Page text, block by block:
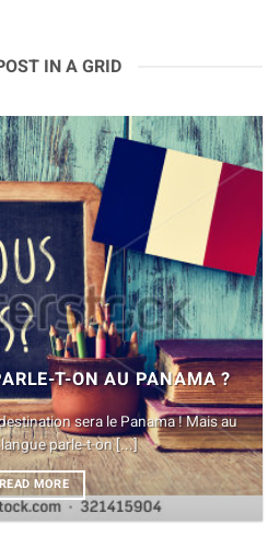
IN A GRID
T-ON AU PANAMA ?
sera le Panama ! Mais au
parle-t-on [...]
READ MORE